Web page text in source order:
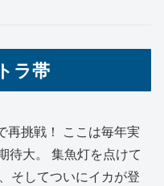
ラ帯
再挑戦！ ここは毎年実
待大。 集魚灯を点けて
そしてついにイカが登